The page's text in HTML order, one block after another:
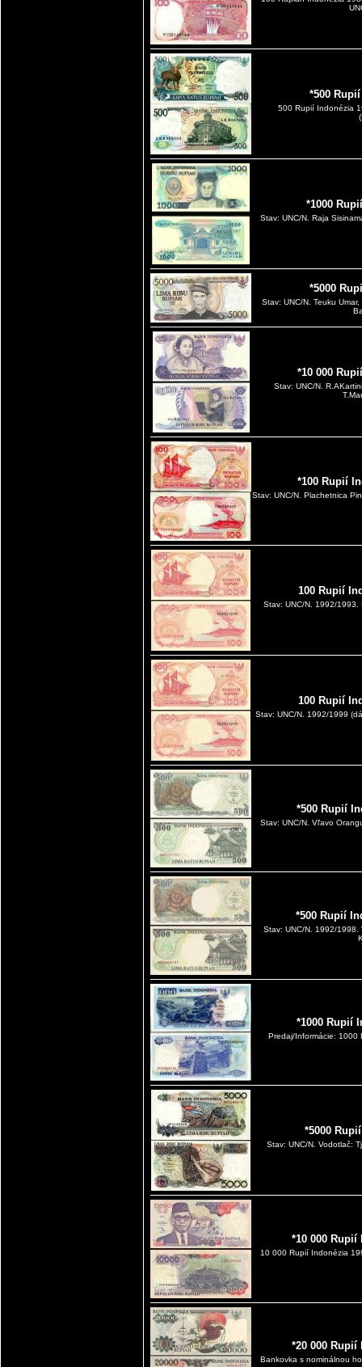
*500
500 Rupií Indonézia
*1000
Stav: UNC/N. Raja
*5000
Stav: UNC/N. Teuku
*10 000
Stav: UNC/N.
*100 Rupií
Stav: UNC/N. Plachetnica
100 Rupií
Stav: UNC/N. 1992/
100 Rupií
Stav: UNC/N. 1992/1999
*500 Rupií
Stav: UNC/N. Vľavo
*500 Rupií
Stav: UNC/N. 1992/
*1000 Rupií
Predaj/Informácie: 1000
*5000
Stav: UNC/N. Vodotlač:
*10 000 Rupií
10 000 Rupií Indonézia
*20 000 Rupií
Bankovka s nominálnou